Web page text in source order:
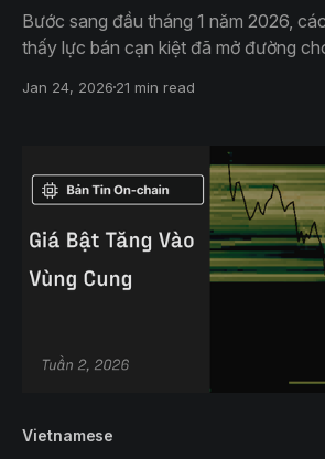
Bước sang đầu tháng 1 năm 2026,
thấy lực bán cạn kiệt đã mở đường
này tiềm ẩn rủi ro cao. Khi giá tiệm cận
mua trước đó bắt đầu hoạt động mạnh
Jan 24, 2026 21 min read
Vietnamese